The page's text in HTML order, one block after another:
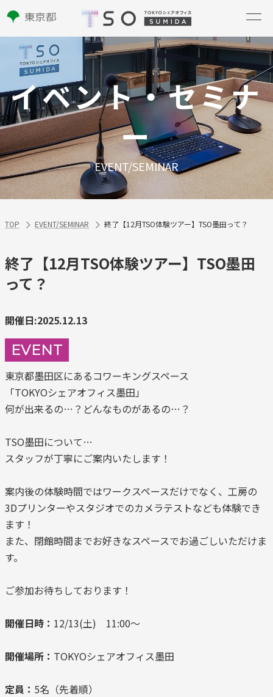
イベント・セミナ
ー
EVENT/SEMINAR
TOP EVENT/SEMINAR 終了【12月TSO体験ツアー】TSO墨田って？
終了【12月TSO体験ツアー】TSO墨田
って？
開催日:2025.12.13
EVENT
東京都墨田区にあるコワーキングスペース
「TOKYOシェアオフィス墨田」
何が出来るの…？どんなものがあるの…？
TSO墨田について…
スタッフが丁寧にご案内いたします！
案内後の体験時間ではワークスペースだけでなく、工房の
3Dプリンターやスタジオでのカメラテストなども体験でき
ます！
また、閉館時間までお好きなスペースでお過ごしいただけま
す。
ご参加お待ちしております！
開催日時： 12/13(土) 11:00～
開催場所： TOKYOシェアオフィス墨田
定員： 5名（先着順）